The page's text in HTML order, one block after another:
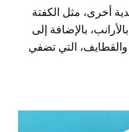
أخرى، مثل الكفتة
بالإضافة إلى
والقطايف، التي تضفي